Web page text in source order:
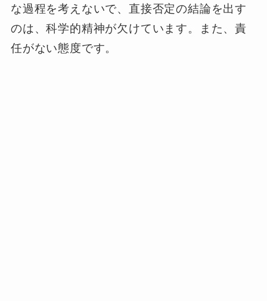
な過程を考えないで、直接否定の結論を出す
のは、科学的精神が欠けています。また、責
任がない態度です。